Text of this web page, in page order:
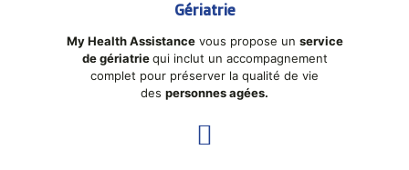
Gériatrie
My Health Assistancevous propose un service
de gériatriequi inclut un accompagnement
complet pour préserver la qualité de vie
des personnes agées.